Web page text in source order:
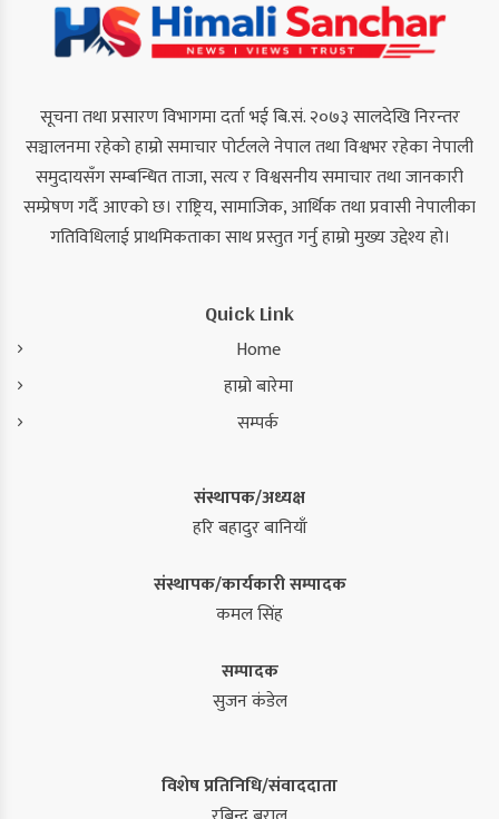
सूचना तथा प्रसारण विभागमा दर्ता भई बि.सं. २०७३ सालदेखि निरन्तर
सञ्चालनमा रहेको हाम्रो समाचार पोर्टलले नेपाल तथा विश्वभर रहेका नेपाली
समुदायसँग सम्बन्धित ताजा, सत्य र विश्वसनीय समाचार तथा जानकारी
सम्प्रेषण गर्दै आएको छ। राष्ट्रिय, सामाजिक, आर्थिक तथा प्रवासी नेपालीका
गतिविधिलाई प्राथमिकताका साथ प्रस्तुत गर्नु हाम्रो मुख्य उद्देश्य हो।
Quick Link
Home
हाम्रो बारेमा
सम्पर्क
संस्थापक/अध्यक्ष
हरि बहादुर बानियाँ
संस्थापक/कार्यकारी सम्पादक
कमल सिंह
सम्पादक
सुजन कंडेल
विशेष प्रतिनिधि/संवाददाता